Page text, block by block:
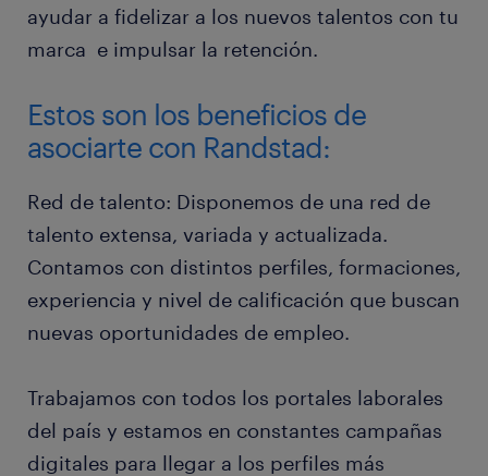
ayudar a fidelizar a los nuevos talentos con tu
marca e impulsar la retención.
Estos son los beneficios de
asociarte con Randstad:
Red de talento: Disponemos de una red de
talento extensa, variada y actualizada.
Contamos con distintos perfiles, formaciones,
experiencia y nivel de calificación que buscan
nuevas oportunidades de empleo.
Trabajamos con todos los portales laborales
del país y estamos en constantes campañas
digitales para llegar a los perfiles más